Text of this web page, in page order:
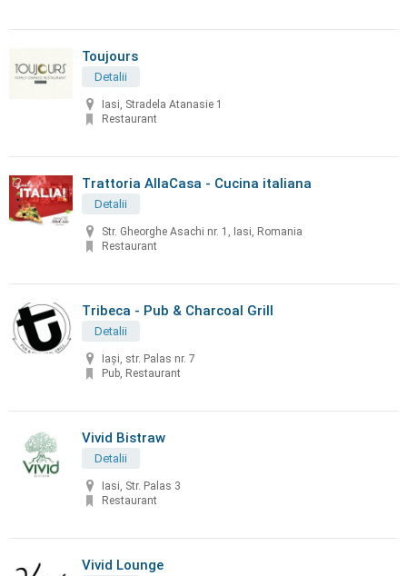
Toujours
Detalii
Iasi, Stradela Atanasie 1
Restaurant
Trattoria AllaCasa - Cucina italiana
Detalii
Str. Gheorghe Asachi nr. 1, Iasi, Romania
Restaurant
Tribeca - Pub & Charcoal Grill
Detalii
Iași, str. Palas nr. 7
Pub, Restaurant
Vivid Bistraw
Detalii
Iasi, Str. Palas 3
Restaurant
Vivid Lounge